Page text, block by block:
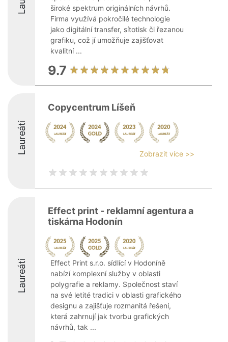
široké spektrum originálních návrhů.
Firma využívá pokročilé technologie
jako digitální transfer, sítotisk či řezanou
grafiku, což jí umožňuje zajišťovat
kvalitní ...
9.7
Laureáti
Copycentrum Líšeň
Zobrazit více >>
Laureáti
Effect print - reklamní agentura a
tiskárna Hodonín
Effect Print s.r.o. sídlící v Hodoníně
nabízí komplexní služby v oblasti
polygrafie a reklamy. Společnost staví
na své letité tradici v oblasti grafického
designu a zajišťuje rozmanitá řešení,
která zahrnují jak tvorbu grafických
návrhů, tak ...